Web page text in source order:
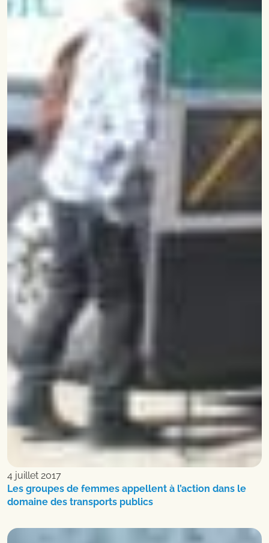
4 juillet 2017
Les groupes de femmes appellent à l’action dans le
domaine des transports publics